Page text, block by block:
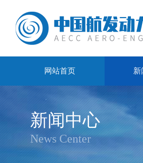
网站首页 新
新闻中心
News Center